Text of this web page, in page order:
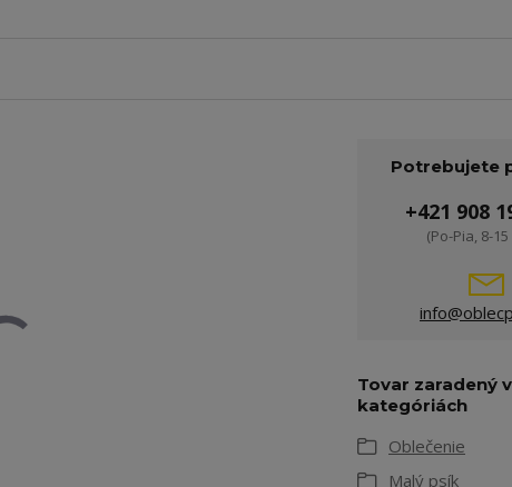
Potrebujete
+421 908
(Po-Pia, 8-
Tovar zaradený v
kategóriách
Oblečenie
Malý psík